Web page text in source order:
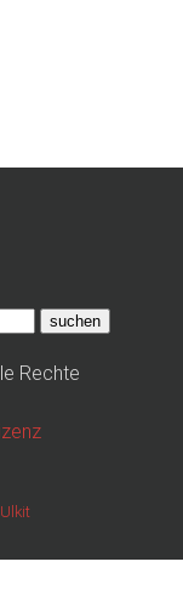
suchen
Rechte
Ulkit